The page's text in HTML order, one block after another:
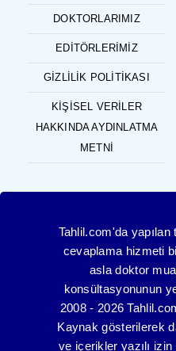
DOKTORLARIMIZ
EDITÖRLERIMIZ
GIZLILIK POLITIKASI
KIŞISEL VERILER
HAKKINDA AYDINLATMA
METNI
Tahlil.com'da
cevaplama hizmeti
asla doktor
konsültasyonunun
2008 - 2026
Kaynak gösterilerek
ve içerikler yazılı